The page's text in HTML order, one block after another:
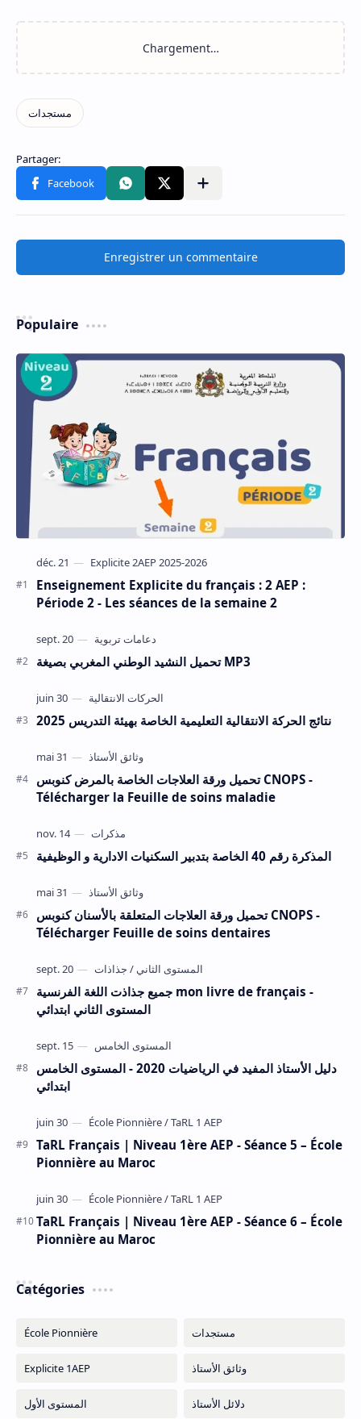
Enregistrer un commentaire
Populaire
Enseignement Explicite du français : 2 AEP :
Période 2 - Les séances de la semaine 2
تحميل النشيد الوطني المغربي بصيغة MP3
نتائج الحركة الانتقالية التعليمية الخاصة بهيئة التدريس 2025
تحميل ورقة العلاجات الخاصة بالمرض كنوبس CNOPS -
Télécharger la Feuille de soins maladie
المذكرة رقم 40 الخاصة بتدبير السكنيات الادارية و الوظيفية
تحميل ورقة العلاجات المتعلقة بالأسنان كنوبس CNOPS -
Télécharger Feuille de soins dentaires
جميع جذاذت اللغة الفرنسية mon livre de français -
المستوى الثاني ابتدائي
دليل الأستاذ المفيد في الرياضيات 2020 - المستوى الخامس
ابتدائي
TaRL Français | Niveau 1ère AEP - Séance 5 – École
Pionnière au Maroc
TaRL Français | Niveau 1ère AEP - Séance 6 – École
Pionnière au Maroc
Catégories